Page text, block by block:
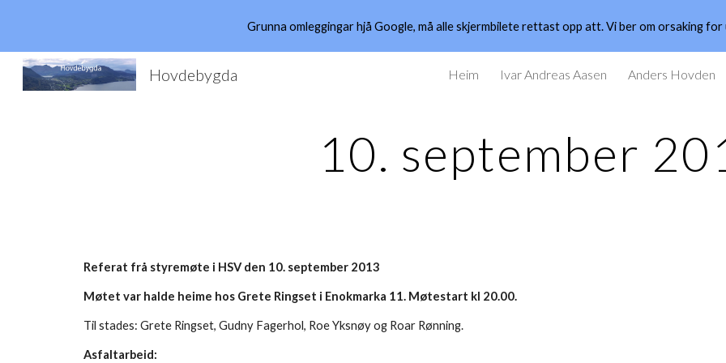
Skip to main content Skip to
Grunna omleggingar hjå Google, må alle skjermbilete rettast opp att. Vi ber om orsaking
Hovdebygda Heim Ivar Andreas Aasen Anders Hovden
10. september
Referat frå styremøte i HSV den 10. september 2013
Møtet var halde heime hos Grete Ringset i Enokmarka 11. Møtestart kl 20.00.
Til stades: Grete Ringset, Gudny Fagerhol, Roe Yksnøy og Roar Rønning.
Asfaltarbeid: